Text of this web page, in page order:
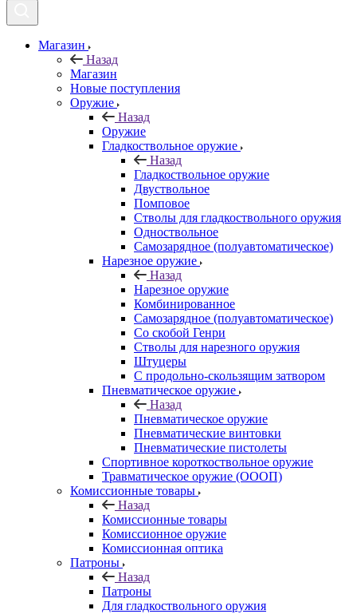
Магазин
Назад
Магазин
Новые поступления
Оружие
Назад
Оружие
Гладкоствольное оружие
Назад
Гладкоствольное оружие
Двуствольное
Помповое
Стволы для гладкоствольного оружия
Одноствольное
Самозарядное (полуавтоматическое)
Нарезное оружие
Назад
Нарезное оружие
Комбинированное
Самозарядное (полуавтоматическое)
Со скобой Генри
Стволы для нарезного оружия
Штуцеры
С продольно-скользящим затвором
Пневматическое оружие
Назад
Пневматическое оружие
Пневматические винтовки
Пневматические пистолеты
Спортивное короткоствольное оружие
Травматическое оружие (ОООП)
Комиссионные товары
Назад
Комиссионные товары
Комиссионное оружие
Комиссионная оптика
Патроны
Назад
Патроны
Для гладкоствольного оружия